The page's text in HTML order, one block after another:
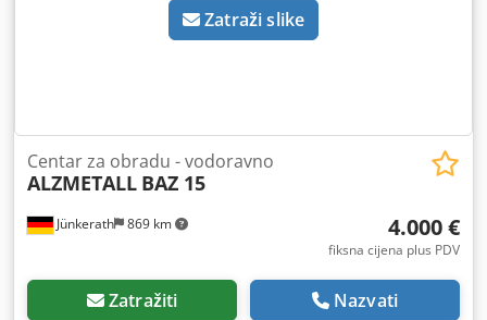
javite nam se. Ostale ponude možete pronaći na našoj web
stranici. Razgledavanje je moguće uz prethodni dogovor.
Zatraži slike
Jünkerath 869 km
Centar za obradu - vodoravno
ALZMETALL BAZ 15
4.000 €
fiksna cijena plus PDV
Zatražiti Nazvati